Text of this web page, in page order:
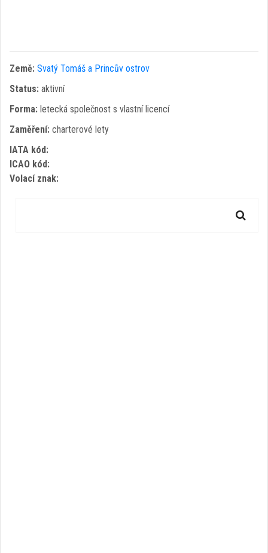
Země: Svatý Tomáš a Princův ostrov
Status: aktivní
Forma: letecká společnost s vlastní licencí
Zaměření: charterové lety
IATA kód:
ICAO kód:
Volací znak: